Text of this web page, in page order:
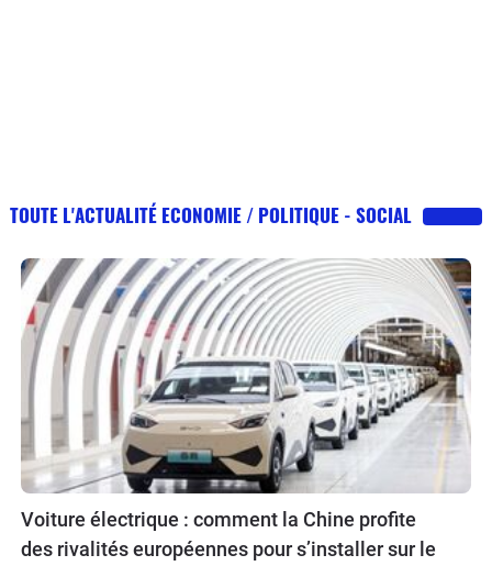
TOUTE L'ACTUALITÉ ECONOMIE / POLITIQUE - SOCIAL
Voiture électrique : comment la Chine profite
des rivalités européennes pour s’installer sur le